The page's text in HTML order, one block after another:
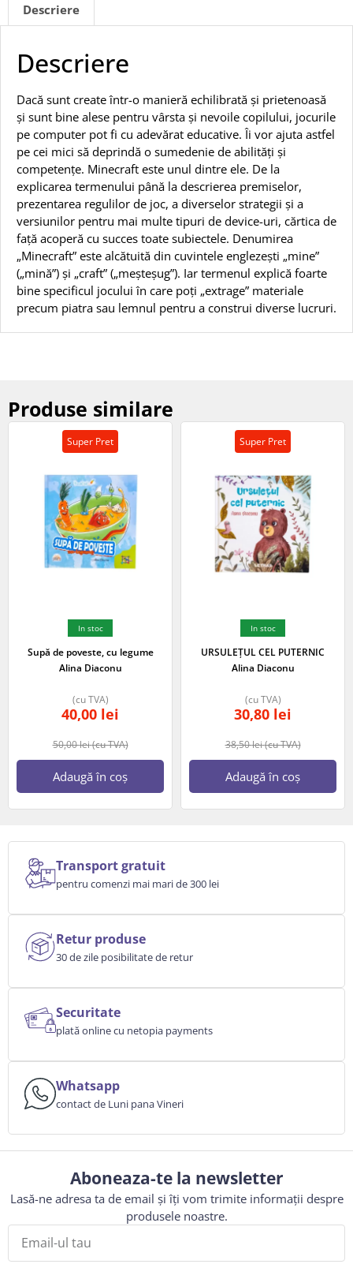
Descriere
Descriere
Dacă sunt create într-o manieră echilibrată și prietenoasă
și sunt bine alese pentru vârsta și nevoile copilului, jocurile
pe computer pot fi cu adevărat educative. Îi vor ajuta astfel
pe cei mici să deprindă o sumedenie de abilități și
competențe. Minecraft este unul dintre ele. De la
explicarea termenului până la descrierea premiselor,
prezentarea regulilor de joc, a diverselor strategii și a
versiunilor pentru mai multe tipuri de device-uri, cărtica de
față acoperă cu succes toate subiectele. Denumirea
„Minecraft” este alcătuită din cuvintele englezești „mine”
(„mină”) și „craft” („meșteșug”). Iar termenul explică foarte
bine specificul jocului în care poți „extrage” materiale
precum piatra sau lemnul pentru a construi diverse lucruri.
Produse similare
Super Pret
In stoc
Supă de poveste, cu legume
Alina Diaconu
50,00lei(cu TVA)
40,00 lei
(cu TVA)
Adaugă în coș
Super Pret
In stoc
URSULEȚUL CEL PUTERNIC
Alina Diaconu
38,50lei(cu TVA)
30,80 lei
(cu TVA)
Adaugă în coș
Transport gratuit
pentru comenzi mai mari de 300 lei
Retur produse
30 de zile posibilitate de retur
Securitate
plată online cu netopia payments
Whatsapp
contact de Luni pana Vineri
Aboneaza-te la newsletter
Lasă-ne adresa ta de email și îți vom trimite informații despre
produsele noastre.